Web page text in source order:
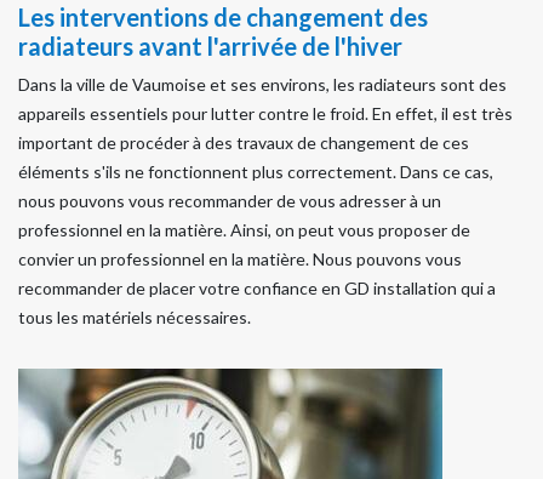
Les interventions de changement des
radiateurs avant l'arrivée de l'hiver
Dans la ville de Vaumoise et ses environs, les radiateurs sont des
appareils essentiels pour lutter contre le froid. En effet, il est très
important de procéder à des travaux de changement de ces
éléments s'ils ne fonctionnent plus correctement. Dans ce cas,
nous pouvons vous recommander de vous adresser à un
professionnel en la matière. Ainsi, on peut vous proposer de
convier un professionnel en la matière. Nous pouvons vous
recommander de placer votre confiance en GD installation qui a
tous les matériels nécessaires.